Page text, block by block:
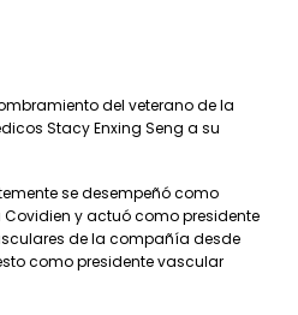
del veterano de la
Stacy Enxing Seng a su
se desempeñó como
y actuó como presidente
de la compañía desde
como presidente vascular